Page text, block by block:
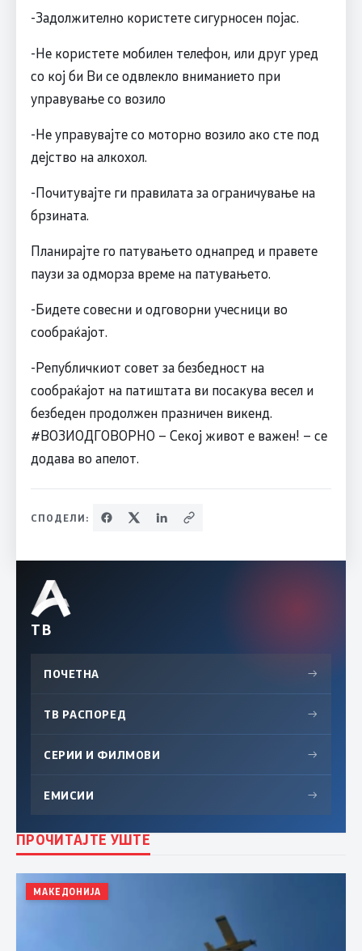
-Задолжително користете сигурносен појас.
-Не користете мобилен телефон, или друг уред
со кој би Ви се одвлекло вниманието при
управување со возило
-Не управувајте со моторно возило ако сте под
дејство на алкохол.
-Почитувајте ги правилата за ограничување на
брзината.
Планирајте го патувањето однапред и правете
паузи за одморза време на патувањето.
-Бидете совесни и одговорни учесници во
сообраќајот.
-Републичкиот совет за безбедност на
сообраќајот на патиштата ви посакува весел и
безбеден продолжен празничен викенд.
#ВОЗИОДГОВОРНО – Секој живот е важен! – се
додава во апелот.
СПОДЕЛИ:
ТВ
ПОЧЕТНА →
ТВ РАСПОРЕД →
СЕРИИ И ФИЛМОВИ →
ЕМИСИИ →
ПРОЧИТАЈТЕ УШТЕ
МАКЕДОНИЈА